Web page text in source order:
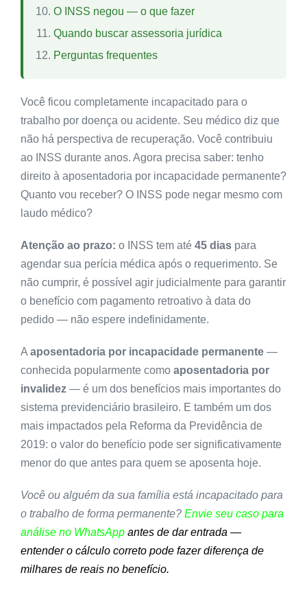
O INSS negou — o que fazer
Quando buscar assessoria jurídica
Perguntas frequentes
Você ficou completamente incapacitado para o
trabalho por doença ou acidente. Seu médico diz que
não há perspectiva de recuperação. Você contribuiu
ao INSS durante anos. Agora precisa saber: tenho
direito à aposentadoria por incapacidade permanente?
Quanto vou receber? O INSS pode negar mesmo com
laudo médico?
Atenção ao prazo: o INSS tem até 45 dias para
agendar sua perícia médica após o requerimento. Se
não cumprir, é possível agir judicialmente para garantir
o benefício com pagamento retroativo à data do
pedido — não espere indefinidamente.
Aaposentadoria por incapacidade permanente —
conhecida popularmente como aposentadoria por
invalidez — é um dos benefícios mais importantes do
sistema previdenciário brasileiro. E também um dos
mais impactados pela Reforma da Previdência de
2019: o valor do benefício pode ser significativamente
menor do que antes para quem se aposenta hoje.
Você ou alguém da sua família está incapacitado para
o trabalho de forma permanente? Envie seu caso para
análise no WhatsApp antes de dar entrada —
entender o cálculo correto pode fazer diferença de
milhares de reais no benefício.